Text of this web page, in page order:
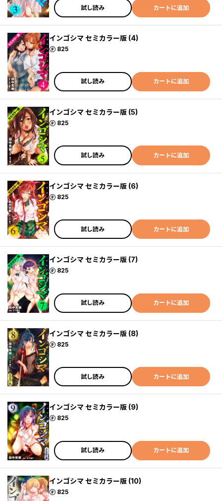
試し読み カートに追加
インゴシマ セミカラー版 (4)
825
ポイント
試し読み カートに追加
インゴシマ セミカラー版 (5)
825
ポイント
試し読み カートに追加
インゴシマ セミカラー版 (6)
825
ポイント
試し読み カートに追加
インゴシマ セミカラー版 (7)
825
ポイント
試し読み カートに追加
インゴシマ セミカラー版 (8)
825
ポイント
試し読み カートに追加
インゴシマ セミカラー版 (9)
825
ポイント
試し読み カートに追加
インゴシマ セミカラー版 (10)
825
ポイント